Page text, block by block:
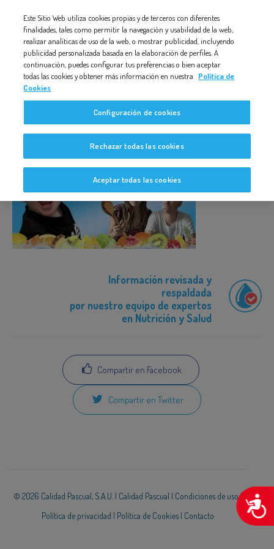
accesibilidad.
MINIATURA_COMIDA
MINIATURA_COMIDA
Información revisada y
respaldada
por nuestro equipo de expertos
en Nutrición y Salud
Compartir en Facebook
Compartir en Twitter
© 2026 Calidad Pascual, S.A.U. | Calidad Pascual | Condiciones de uso|
Política de privacidad | Política de Cookies | Contacto
Este Sitio Web utiliza cookies propias y de terceros con diferentes
finalidades, tales como permitir la navegación y usabilidad de la web,
realizar analíticas de uso de la web, o mostrar publicidad, incluyendo
publicidad personalizada basada en la elaboración de perfiles. A
continuación, puedes configurar tus preferencias o bien aceptar
todas las cookies y obtener más información en nuestra
Política de
Cookies
Configuración de cookies
Rechazar todas las cookies
Aceptar todas las cookies